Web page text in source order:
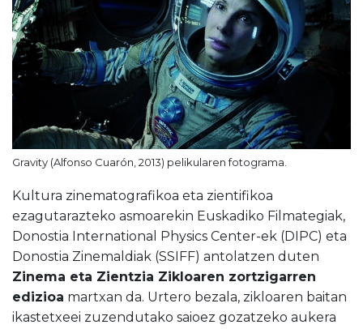
Gravity (Alfonso Cuarón, 2013) pelikularen fotograma.
Kultura zinematografikoa eta zientifikoa
ezagutarazteko asmoarekin Euskadiko Filmategiak,
Donostia International Physics Center-ek (DIPC) eta
Donostia Zinemaldiak (SSIFF) antolatzen duten
Zinema eta Zientzia Zikloaren zortzigarren
edizioa martxan da. Urtero bezala, zikloaren baitan
ikastetxeei zuzendutako saioez gozatzeko aukera